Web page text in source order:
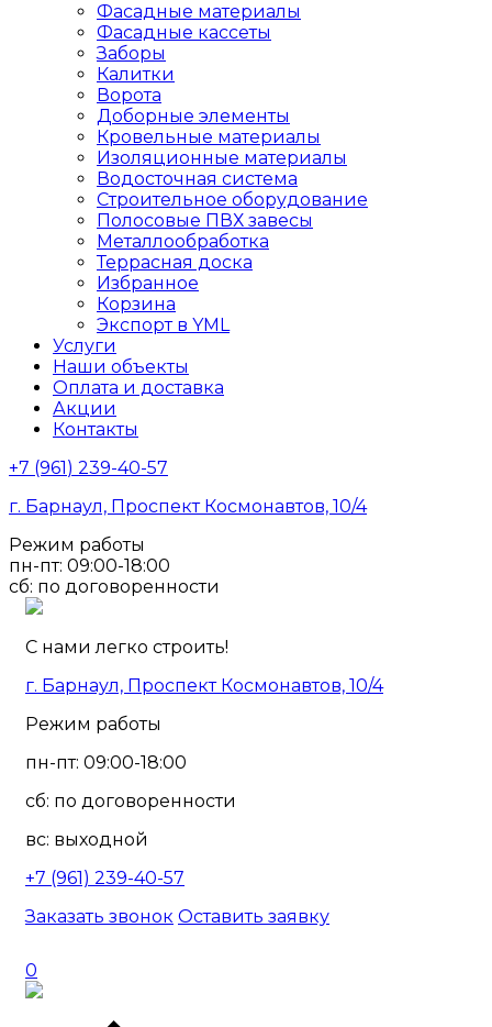
Фасадные материалы
Фасадные кассеты
Заборы
Калитки
Ворота
Доборные элементы
Кровельные материалы
Изоляционные материалы
Водосточная система
Строительное оборудование
Полосовые ПВХ завесы
Металлообработка
Террасная доска
Избранное
Корзина
Экспорт в YML
Услуги
Наши объекты
Оплата и доставка
Акции
Контакты
+7 (961) 239-40-57
г. Барнаул, Проспект Космонавтов, 10/4
Режим работы
пн-пт: 09:00-18:00
сб: по договоренности
С нами легко строить!
г. Барнаул, Проспект Космонавтов, 10/4
Режим работы
пн-пт: 09:00-18:00
сб: по договоренности
вс: выходной
+7 (961) 239-40-57
Заказать звонок Оставить заявку
0